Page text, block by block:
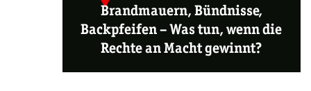
Brandmauern, Bündnisse,
Backpfeifen – Was tun, wenn die
Rechte an Macht gewinnt?